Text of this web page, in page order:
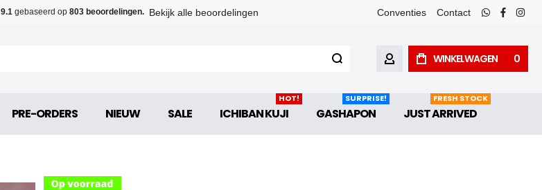
9.1 gebaseerd op 803 beoordelingen. Bekijk alle beoordelingen Conventies Contact
whatsapp
facebook
ACCOUNTWINKELWAGEN 0
PRE-ORDERS NIEUW SALE ICHIBAN KUJI
HOT!
GASHAPON
SURPRISE!
JUST ARRIVED
FRESH STOCK